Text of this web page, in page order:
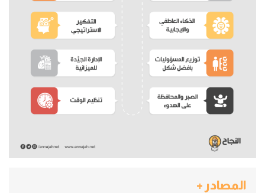
المصادر +